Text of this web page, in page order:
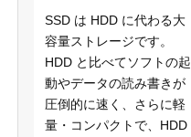
SSD は HDD に代わる大
容量ストレージです。
HDD と比べてソフトの起
動やデータの読み書きが
圧倒的に速く、さらに軽
量・コンパクトで、HDD